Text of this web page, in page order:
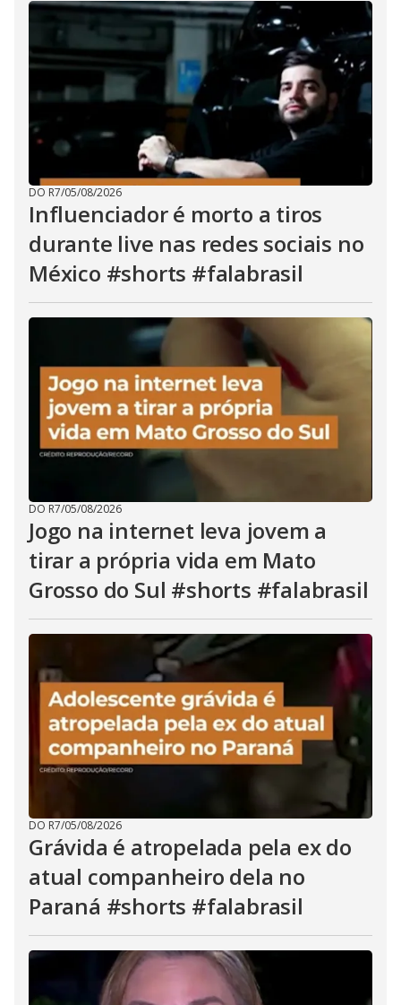
DO R7/05/08/2026
Influenciador é morto a tiros
durante live nas redes sociais no
México #shorts #falabrasil
DO R7/05/08/2026
Jogo na internet leva jovem a
tirar a própria vida em Mato
Grosso do Sul #shorts #falabrasil
DO R7/05/08/2026
Grávida é atropelada pela ex do
atual companheiro dela no
Paraná #shorts #falabrasil